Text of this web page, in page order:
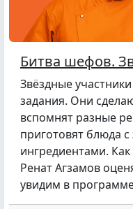
Битва шефов.
Звёздные
задания. Они
вспомнят разные
приготовят блюда
ингредиентами.
Ренат Агзамов
увидим в